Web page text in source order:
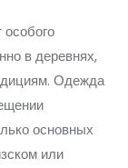
в деревнях,
Одежда
основных
или